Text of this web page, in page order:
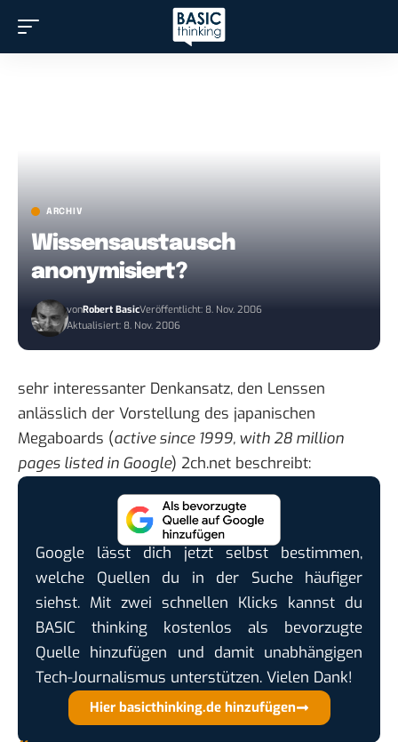
ARCHIV
Wissensaustausch
anonymisiert?
vonRobert BasicVeröffentlicht: 8. Nov. 2006
Aktualisiert: 8. Nov. 2006
sehr interessanter Denkansatz, den Lenssen
anlässlich der Vorstellung des japanischen
Megaboards (active since 1999, with 28 million
pages listed in Google) 2ch.net beschreibt:
Google lässt dich jetzt selbst bestimmen,
welche Quellen du in der Suche häufiger
siehst. Mit zwei schnellen Klicks kannst du
BASIC thinking kostenlos als bevorzugte
Quelle hinzufügen und damit unabhängigen
Tech-Journalismus unterstützen. Vielen Dank!
Hier basicthinking.de hinzufügen